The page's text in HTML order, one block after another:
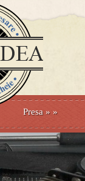
Presa » »